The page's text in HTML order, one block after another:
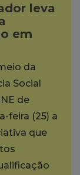
leva
em
da
Social
de
feira (25) a
que